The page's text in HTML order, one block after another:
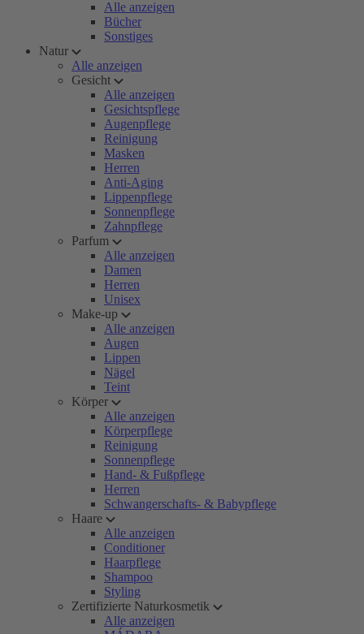
Alle anzeigen
Bücher
Sonstiges
Natur
Alle anzeigen
Gesicht
Alle anzeigen
Gesichtspflege
Augenpflege
Reinigung
Masken
Herren
Anti-Aging
Lippenpflege
Sonnenpflege
Zahnpflege
Parfum
Alle anzeigen
Damen
Herren
Unisex
Make-up
Alle anzeigen
Augen
Lippen
Nägel
Teint
Körper
Alle anzeigen
Körperpflege
Reinigung
Sonnenpflege
Hand- & Fußpflege
Herren
Schwangerschafts- & Babypflege
Haare
Alle anzeigen
Conditioner
Haarpflege
Shampoo
Styling
Zertifizierte Naturkosmetik
Alle anzeigen